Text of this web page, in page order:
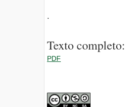
.
Texto completo:
PDF